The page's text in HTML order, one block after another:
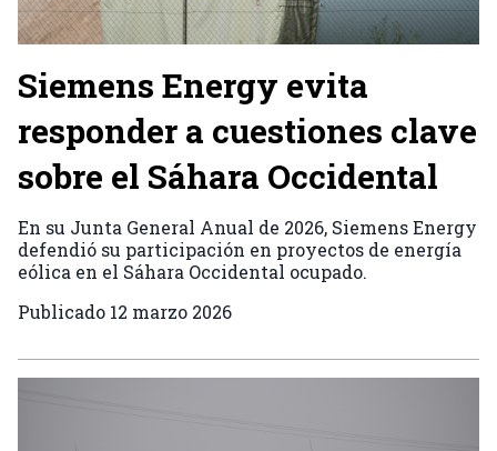
Siemens Energy evita
responder a cuestiones clave
sobre el Sáhara Occidental
En su Junta General Anual de 2026, Siemens Energy
defendió su participación en proyectos de energía
eólica en el Sáhara Occidental ocupado.
Publicado 12 marzo 2026